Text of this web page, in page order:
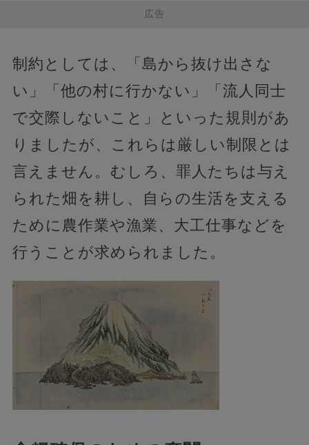
広告
制約としては、「島から抜け出さな
い」「他の村に行かない」「流人同士
で交際しないこと」といった規則があ
りましたが、これらは厳しい制限とは
言えません。むしろ、罪人たちは与え
られた畑を耕し、自らの生活を支える
ために農作業や漁業、大工仕事などを
行うことが求められました。